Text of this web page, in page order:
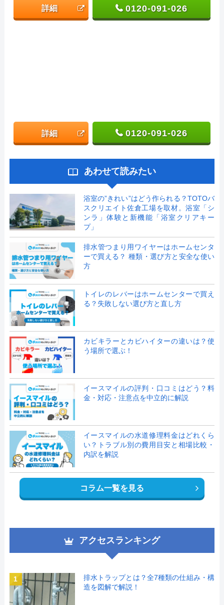
詳細 0120-091-026
詳細 0120-091-026
あわせて読みたい
浴室の”きれい”はどう作られる？TOTOバ
スクリエイト佐倉工場を取材。浴室「シ
ンラ」体験と新機能「浴室クリアキー
プ」
排水管つまり用ワイヤーはホームセンタ
ーで買える？ 種類・選び方と安全な使い
方
トイレのレバーはホームセンターで買え
る？失敗しない選び方と直し方
カビキラーとカビハイターの違いは？使
う場所で選ぶ！
イースマイルの評判・口コミはどう？料
金・対応・注意点を中立的に解説
イースマイルの水道修理料金はどれくら
い？トラブル別の費用目安と相場比較・
内訳を解説
コラム一覧を見る
アクセスランキング
1
排水トラップとは？全7種類の仕組み・構
造を図解で解説！